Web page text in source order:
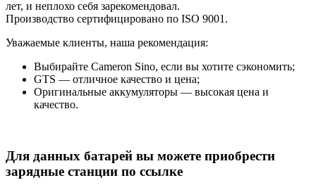
лет, и неплохо себя зарекомендовал.
Производство сертифицировано по ISO 9001.
Уважаемые клиенты, наша рекомендация:
Выбирайте Cameron Sino, если вы хотите сэкономить;
GTS — отличное качество и цена;
Оригинальные аккумуляторы — высокая цена и
качество.
Для данных батарей вы можете приобрести
зарядные станции по ссылке